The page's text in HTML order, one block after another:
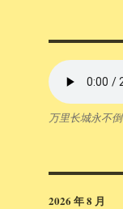
万里长城永不倒
2026 年 8 月